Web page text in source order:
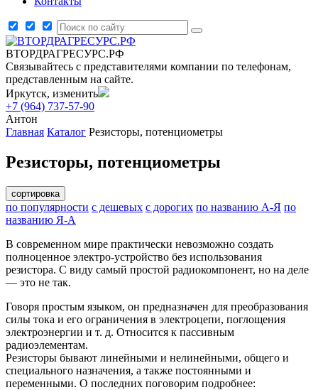
ВТОРДРАГРЕСУРС.РФ
Связывайтесь с представителями компании по телефонам,
представленным на сайте.
Иркутск, изменить
+7 (964) 737-57-90
Антон
Главная Каталог Резисторы, потенциометры
Резисторы, потенциометры
сортировка
по популярности с дешевых с дорогих по названию А-Я по
названию Я-А
В современном мире практически невозможно создать
полноценное электро-устройство без использования
резистора. С виду самый простой радиокомпонент, но на деле
— это не так.
Говоря простым языком, он предназначен для преобразования
силы тока и его ограничения в электроцепи, поглощения
электроэнергии и т. д. Относится к пассивным
радиоэлементам.
Резисторы бывают линейными и нелинейными, общего и
специального назначения, а также постоянными и
переменными. О последних поговорим подробнее: